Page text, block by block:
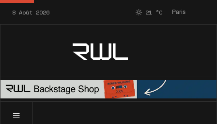
8 Août 2026 Paris
21 °C
RWL